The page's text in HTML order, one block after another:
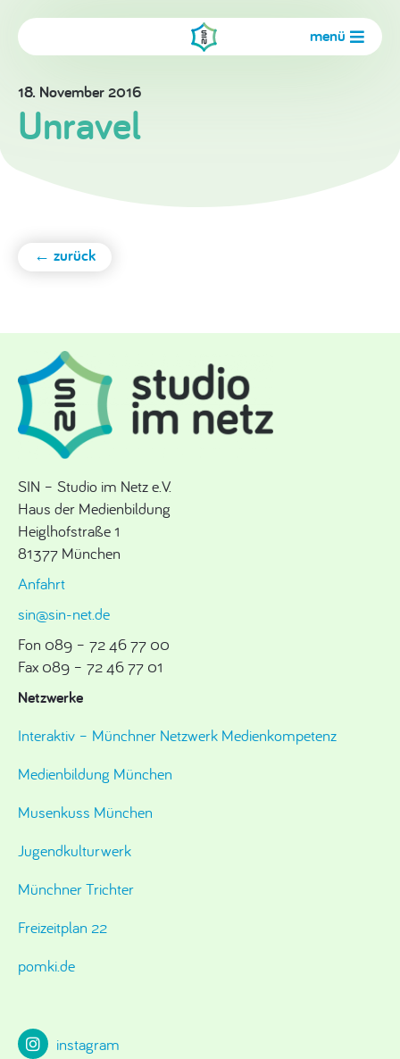
menü
18. November 2016
Unravel
← zurück
SIN – Studio im Netz e.V.
Haus der Medienbildung
Heiglhofstraße 1
81377 München
Anfahrt
sin@sin-net.de
Fon 089 – 72 46 77 00
Fax 089 – 72 46 77 01
Netzwerke
Interaktiv – Münchner Netzwerk Medienkompetenz
Medienbildung München
Musenkuss München
Jugendkulturwerk
Münchner Trichter
Freizeitplan 22
pomki.de
instagram